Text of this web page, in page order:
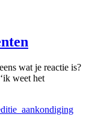
wat je reactie is?
weet het